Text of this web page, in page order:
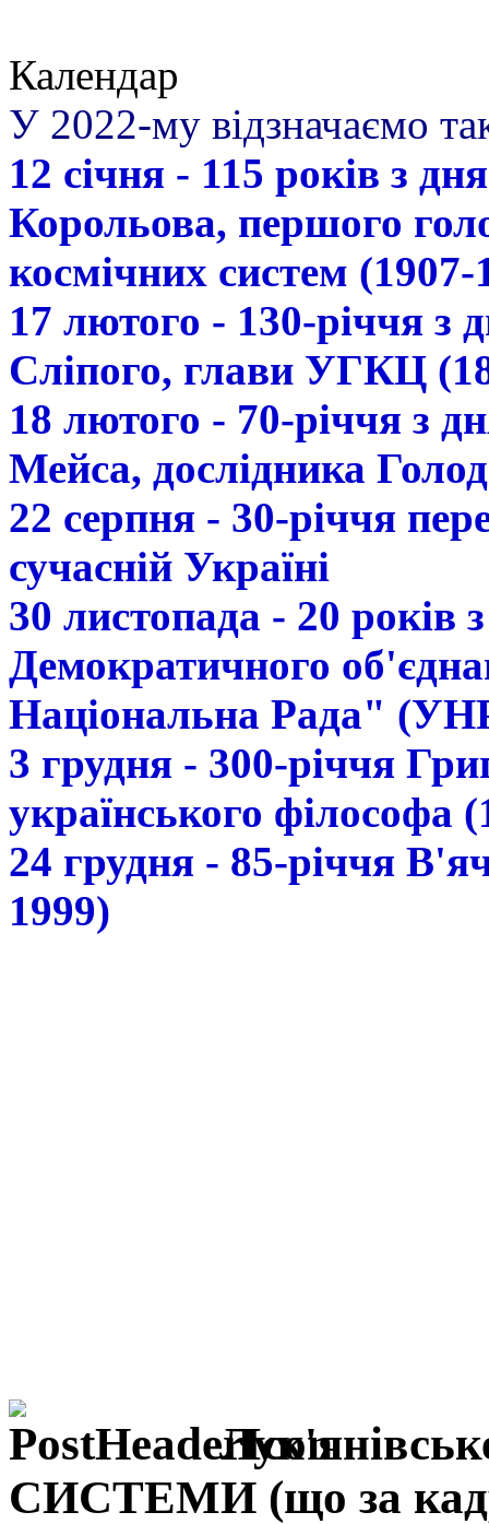
Календар
У 2022-му відзначаємо
12 січня - 115 років з
Корольова, першого
космічних систем (1907-
17 лютого - 130-річчя з
Сліпого, глави УГКЦ
18 лютого - 70-річчя з
Мейса, дослідника
22 серпня - 30-річчя
сучасній Україні
30 листопада - 20 років
Демократичного
Національна Рада"
3 грудня - 300-річчя
українського філософа
24 грудня - 85-річчя
1999)
СИСТЕМИ (що за